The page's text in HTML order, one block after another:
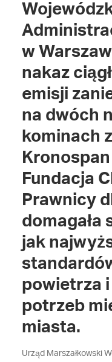
w
nakaz
emisji
na dwóch
kominach
Fundacja
Prawnicy
domagała
jak
powietrza
potrzeb
miasta.
Urząd Marszałkowski